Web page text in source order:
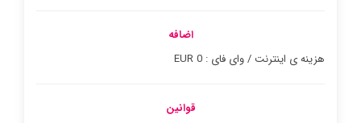
اضافه
هزینه ی اینترنت / وای فای : 0 EUR
قوانین